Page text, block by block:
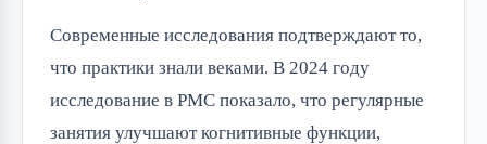
Современные исследования подтверждают то,
что практики знали веками. В 2024 году
исследование в PMC показало, что регулярные
занятия улучшают когнитивные функции,